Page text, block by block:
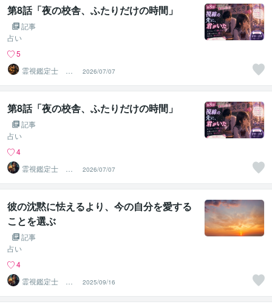
第8話「夜の校舎、ふたりだけの時間」
記事
占い
5
霊視鑑定士 昴
流PRO ※ブログ
更新中
2026/07/07
第8話「夜の校舎、ふたりだけの時間」
記事
占い
4
霊視鑑定士 昴
流（すばる）※ブ
ログ更新中
2026/07/07
彼の沈黙に怯えるより、今の自分を愛する
ことを選ぶ
記事
占い
4
霊視鑑定士 昴
流（すばる）※ブ
ログ更新中
2025/09/16